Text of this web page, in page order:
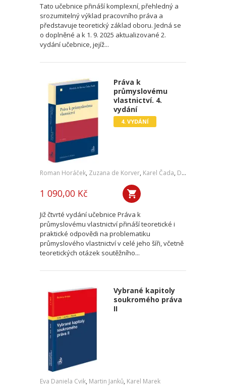
Tato učebnice přináší komplexní, přehledný a
srozumitelný výklad pracovního práva a
představuje teoretický základ oboru. Jedná se
o doplněné a k 1. 9. 2025 aktualizované 2.
vydání učebnice, jejíž...
Práva k
průmyslovému
vlastnictví. 4.
vydání
4. VYDÁNÍ
Roman Horáček, Zuzana de Korver, Karel Čada, Daniel Patěk
1 090,00 Kč
Již čtvrté vydání učebnice Práva k
průmyslovému vlastnictví přináší teoretické i
praktické odpovědi na problematiku
průmyslového vlastnictví v celé jeho šíři, včetně
teoretických otázek soutěžního...
Vybrané kapitoly
soukromého práva
II
Eva Daniela Cvik, Martin Janků, Karel Marek